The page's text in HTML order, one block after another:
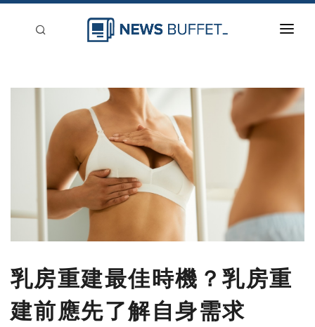
登入
刊登
乳房重建最佳時機？乳房重
建前應先了解自身需求